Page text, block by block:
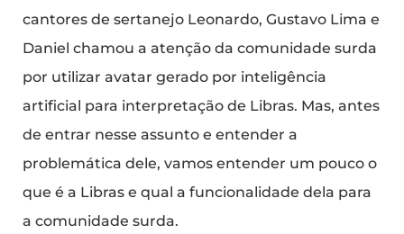
cantores de sertanejo Leonardo, Gustavo Lima e
Daniel chamou a atenção da comunidade surda
por utilizar avatar gerado por inteligência
artificial para interpretação de Libras. Mas, antes
de entrar nesse assunto e entender a
problemática dele, vamos entender um pouco o
que é a Libras e qual a funcionalidade dela para
a comunidade surda.